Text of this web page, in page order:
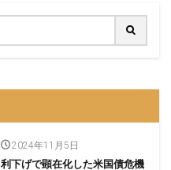
2024年11月5日
利下げで顕在化した米国債危機